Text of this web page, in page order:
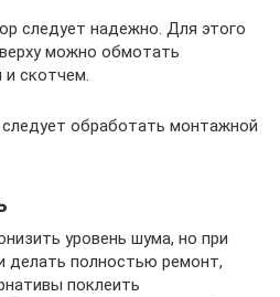
следует надежно. Для этого
можно обмотать
и скотчем.
обработать монтажной
уровень шума, но при
делать полностью ремонт,
поклеить